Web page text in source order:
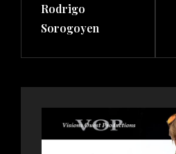
Rodrigo
Sorogoyen